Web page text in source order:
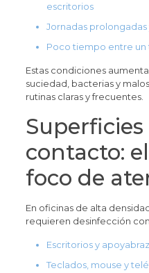
escritorios
Jornadas
Poco tiempo entre un
Estas condiciones
suciedad, bacterias y
rutinas claras y frecuentes.
contacto:
foco de
En oficinas de alta
requieren desinfección
Escritorios y
Teclados, mouse y